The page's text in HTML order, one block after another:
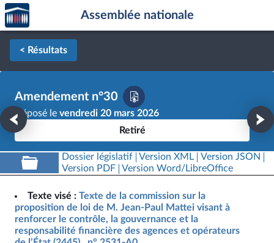
Aller au contenu
Aller en bas de la page
Accèder
à la
page
d'accueil
Assemblée nationale
< Résultats
Amendement n°30
Déposé le vendredi 20 mars 2026
Retiré
Dossier législatif Version XML
Version JSON
Version PDF
Version Word/LibreOffice
Texte visé : Texte de la commission sur la
proposition de loi de M. Jean-Paul Mattei visant à
renforcer le contrôle, la gouvernance et la
responsabilité financière des agences et opérateurs